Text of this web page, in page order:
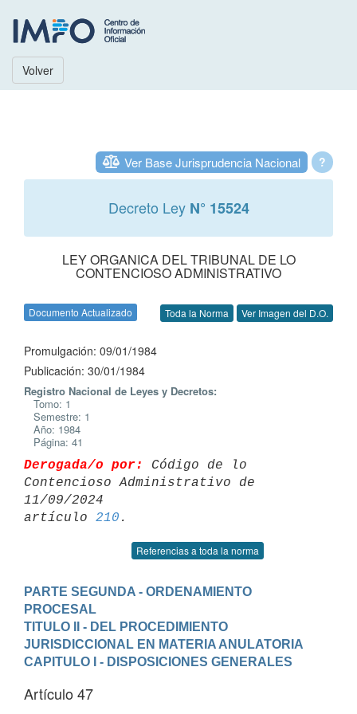
Volver
?
Ver Base Jurisprudencia Nacional
Decreto Ley N° 15524
LEY ORGANICA DEL TRIBUNAL DE LO
CONTENCIOSO ADMINISTRATIVO
Documento Actualizado Toda la Norma Ver Imagen del D.O.
Promulgación: 09/01/1984
Publicación: 30/01/1984
Registro Nacional de Leyes y Decretos:
Tomo: 1
Semestre: 1
Año: 1984
Página: 41
Derogada/o por:
Código de lo
Contencioso Administrativo de
11/09/2024
artículo 210
Referencias a toda la norma
PARTE SEGUNDA - ORDENAMIENTO
PROCESAL
TITULO II - DEL PROCEDIMIENTO
JURISDICCIONAL EN MATERIA ANULATORIA
CAPITULO I - DISPOSICIONES GENERALES
Artículo 47